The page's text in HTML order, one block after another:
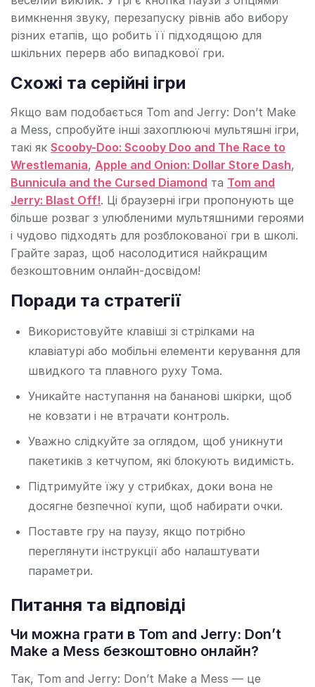
вимкнення звуку, перезапуску рівнів або вибору
різних етапів, що робить її підходящою для
шкільних перерв або випадкової гри.
Схожі та серійні ігри
Якщо вам подобається Tom and Jerry: Don’t Make
a Mess, спробуйте інші захоплюючі мультяшні ігри,
такі як Scooby-Doo: Scooby Doo and The Race to
Wrestlemania, Apple and Onion: Dollar Store Dash,
Bunnicula and the Cursed Diamond та Tom and
Jerry: Blast Off!. Ці браузерні ігри пропонують ще
більше розваг з улюбленими мультяшними героями
і чудово підходять для розблокованої гри в школі.
Грайте зараз, щоб насолодитися найкращим
безкоштовним онлайн-досвідом!
Поради та стратегії
Використовуйте клавіші зі стрілками на
клавіатурі або мобільні елементи керування для
швидкого та плавного руху Тома.
Уникайте наступання на бананові шкірки, щоб
не ковзати і не втрачати контроль.
Уважно слідкуйте за оглядом, щоб уникнути
пакетиків з кетчупом, які блокують видимість.
Підтримуйте їжу у стрибках, доки вона не
досягне безпечної купи, щоб набирати очки.
Поставте гру на паузу, якщо потрібно
переглянути інструкції або налаштувати
параметри.
Питання та відповіді
Чи можна грати в Tom and Jerry: Don’t
Make a Mess безкоштовно онлайн?
Так, Tom and Jerry: Don’t Make a Mess — це